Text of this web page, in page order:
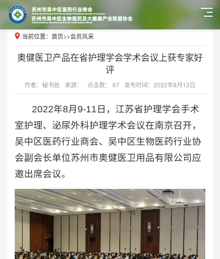
当前位置： 首页>>会员风采
奥健医卫产品在省护理学会学术会议上获专家好
评
作者：秘书处 来源： 点击数： 67 发布时间：2022年8月13日
2022年8月9-11日，江苏省护理学会手术
室护理、泌尿外科护理学术会议在南京召开，
吴中区医药行业商会、吴中区生物医药行业协
会副会长单位苏州市奥健医卫用品有限公司应
邀出席会议。